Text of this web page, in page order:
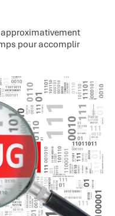
pour accomplir